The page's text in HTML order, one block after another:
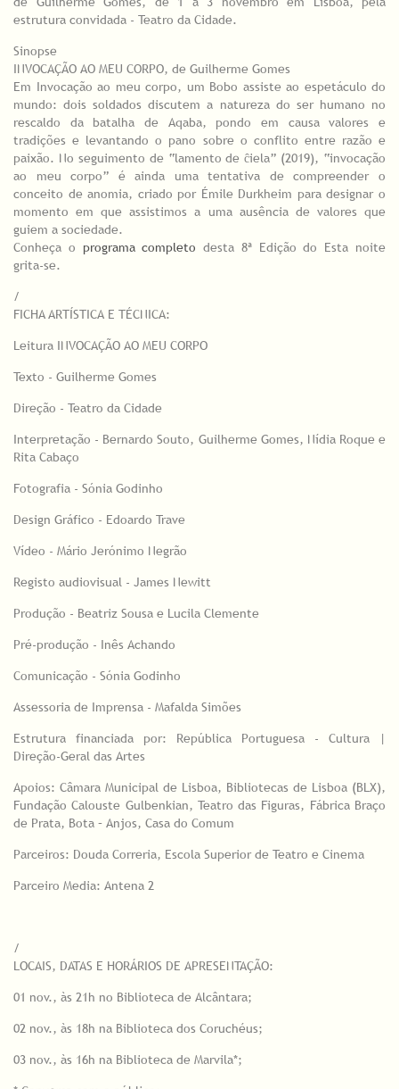
estrutura convidada - Teatro da Cidade.
Sinopse
INVOCAÇÃO AO MEU CORPO, de Guilherme Gomes
Em Invocação ao meu corpo, um Bobo assiste ao espetáculo do
mundo: dois soldados discutem a natureza do ser humano no
rescaldo da batalha de Aqaba, pondo em causa valores e
tradições e levantando o pano sobre o conflito entre razão e
paixão. No seguimento de “lamento de ĉiela” (2019), “invocação
ao meu corpo” é ainda uma tentativa de compreender o
conceito de anomia, criado por Émile Durkheim para designar o
momento em que assistimos a uma ausência de valores que
guiem a sociedade.
Conheça o programa completo desta 8ª Edição do Esta noite
grita-se.
/
FICHA ARTÍSTICA E TÉCNICA:
Leitura INVOCAÇÃO AO MEU CORPO
Texto - Guilherme Gomes
Direção - Teatro da Cidade
Interpretação - Bernardo Souto, Guilherme Gomes, Nídia Roque e
Rita Cabaço
​Fotografia - Sónia Godinho
​Design Gráfico - Edoardo Trave​
Vídeo - Mário Jerónimo Negrão
Registo audiovisual - James Newitt
Produção - Beatriz Sousa e Lucila Clemente
Pré-produção - Inês Achando
Comunicação - Sónia Godinho
​Assessoria de Imprensa - Mafalda Simões
Estrutura financiada por: República Portuguesa - Cultura |
Direção-Geral das Artes
Apoios: Câmara Municipal de Lisboa, Bibliotecas de Lisboa (BLX),
Fundação Calouste Gulbenkian, Teatro das Figuras, Fábrica Braço
de Prata, Bota – Anjos, Casa do Comum
Parceiros: Douda Correria, Escola Superior de Teatro e Cinema
Parceiro Media: Antena 2
/
LOCAIS, DATAS E HORÁRIOS DE APRESENTAÇÃO:
01 nov., às 21h no Biblioteca de Alcântara;
02 nov., às 18h na Biblioteca dos Coruchéus;
03 nov., às 16h na Biblioteca de Marvila*;